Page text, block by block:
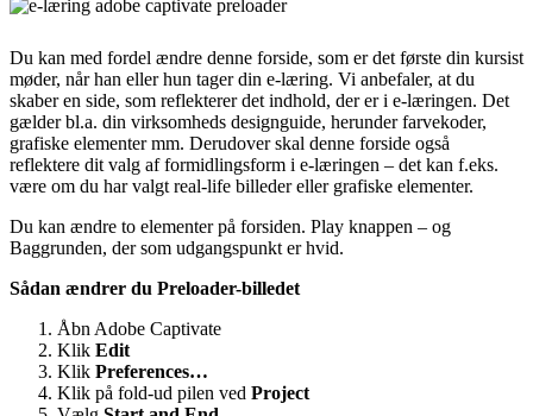
Du kan med fordel ændre denne forside, som er det første din kursist
møder, når han eller hun tager din e-læring. Vi anbefaler, at du
skaber en side, som reflekterer det indhold, der er i e-læringen. Det
gælder bl.a. din virksomheds designguide, herunder farvekoder,
grafiske elementer mm. Derudover skal denne forside også
reflektere dit valg af formidlingsform i e-læringen – det kan f.eks.
være om du har valgt real-life billeder eller grafiske elementer.
Du kan ændre to elementer på forsiden. Play knappen – og
Baggrunden, der som udgangspunkt er hvid.
Sådan ændrer du Preloader-billedet
Åbn Adobe Captivate
Klik Edit
Klik Preferences…
Klik på fold-ud pilen ved Project